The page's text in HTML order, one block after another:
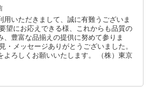
用いただきまして、誠に有難うございま
望にお応えできる様、これからも品質の
、豊富な品揃えの提供に努めて参りま
・メッセージありがとうございました。
よろしくお願いいたします。 （株）東京